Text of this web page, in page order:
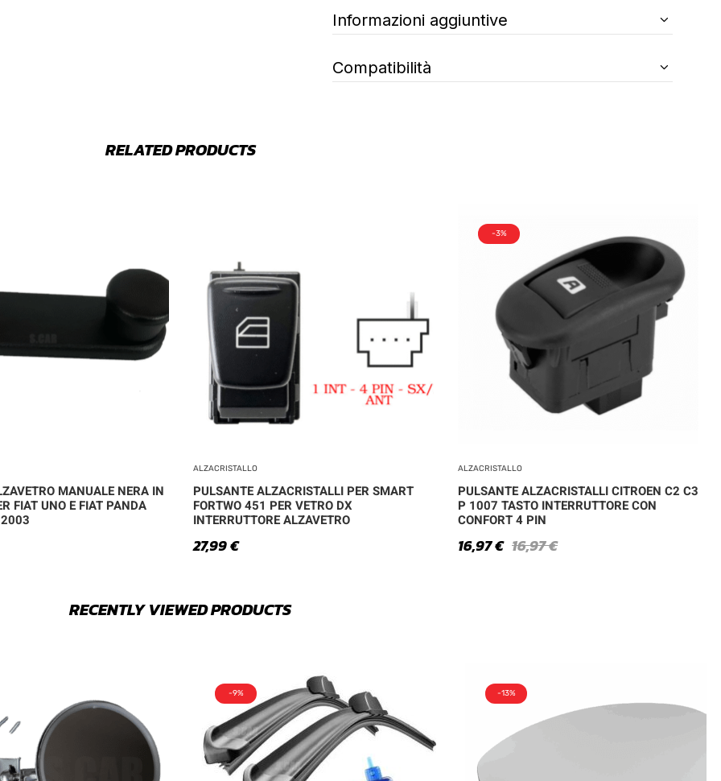
Informazioni aggiuntive
Compatibilità
RELATED PRODUCTS
MANUALE NERA IN
FIAT UNO E FIAT PANDA
ALZACRISTALLO
PULSANTE ALZACRISTALLI PER SMART
FORTWO 451 PER VETRO DX
INTERRUTTORE ALZAVETRO
27,99€
-3%
ALZACRISTALLO
PULSANTE ALZACRISTALLI CITROEN C2 C3
P 1007 TASTO INTERRUTTORE CON
CONFORT 4 PIN
16,97€
16,97€
RECENTLY VIEWED PRODUCTS
-9% -13%